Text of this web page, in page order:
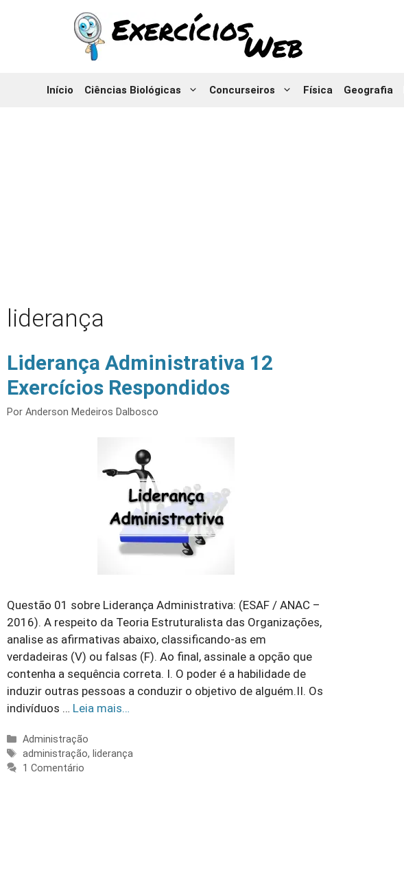
Início Ciências Biológicas Concurseiros Física Geografia
liderança
Liderança Administrativa 12
Exercícios Respondidos
Por Anderson Medeiros Dalbosco
Questão 01 sobre Liderança Administrativa: (ESAF / ANAC –
2016). A respeito da Teoria Estruturalista das Organizações,
analise as afirmativas abaixo, classificando-as em
verdadeiras (V) ou falsas (F). Ao final, assinale a opção que
contenha a sequência correta. I. O poder é a habilidade de
induzir outras pessoas a conduzir o objetivo de alguém.II. Os
indivíduos … Leia mais…
Categorias
Administração
Tags
administração, liderança
1 Comentário